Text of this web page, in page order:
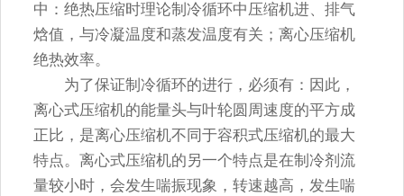
中：绝热压缩时理论制冷循环中压缩机进、排气
焓值，与冷凝温度和蒸发温度有关；离心压缩机
绝热效率。
为了保证制冷循环的进行，必须有：因此，
离心式压缩机的能量头与叶轮圆周速度的平方成
正比，是离心压缩机不同于容积式压缩机的最大
特点。离心式压缩机的另一个特点是在制冷剂流
量较小时，会发生喘振现象，转速越高，发生喘